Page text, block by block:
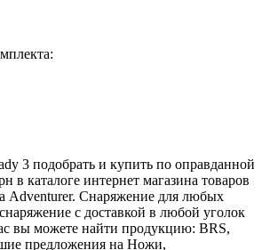
3 подобрать и купить по оправданной
в каталоге интернет магазина товаров
Adventurer. Снаряжение для любых
с доставкой в любой уголок
вы можете найти продукцию: BRS,
предложения на Ножи,